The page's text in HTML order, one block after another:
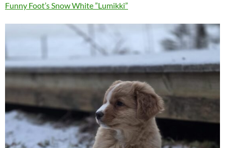
Funny Foot’s Snow White ”Lumikki”